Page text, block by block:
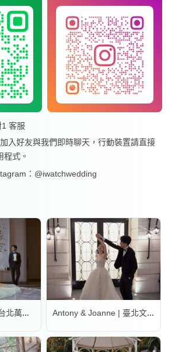
客服
入好友與我們即時聊天，行動裝置請直接
程式。
：@iwatchwedding
Richard & Tinky | 台北萬豪酒店 Antony & Joanne | 臺北文華東方酒店